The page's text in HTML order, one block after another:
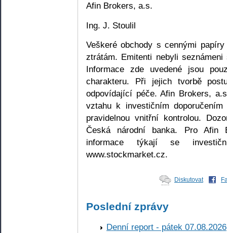
Afin Brokers, a.s.
Ing. J. Stoulil
Veškeré obchody s cennými
ztrátám. Emitenti nebyli
Informace zde uvedené jsou
charakteru. Při jejich tvorbě
odpovídající péče. Afin Brokers,
vztahu k investičním
pravidelnou vnitřní kontrolou.
Česká národní banka. Pro Afin
informace týkají se
www.stockmarket.cz.
Diskutovat
Poslední zprávy
Denní report - pátek 07.08.2026